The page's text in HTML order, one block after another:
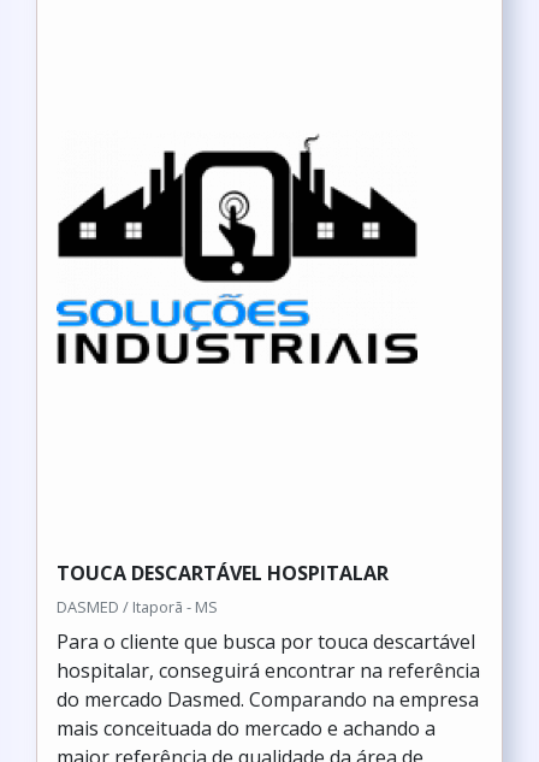
TOUCA DESCARTÁVEL HOSPITALAR
DASMED / Itaporã - MS
Para o cliente que busca por touca descartável
hospitalar, conseguirá encontrar na referência
do mercado Dasmed. Comparando na empresa
mais conceituada do mercado e achando a